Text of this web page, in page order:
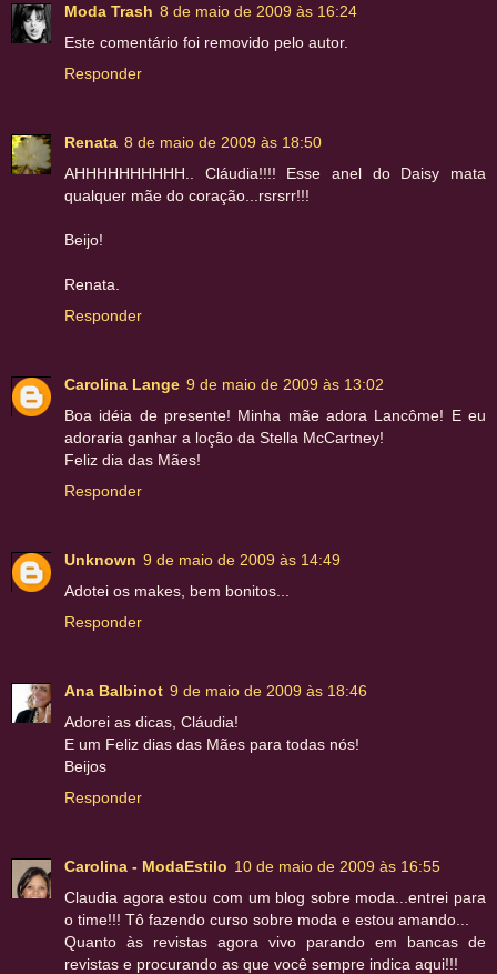
Moda Trash 8 de maio de 2009 às 16:24
Este comentário foi removido pelo autor.
Responder
Renata 8 de maio de 2009 às 18:50
AHHHHHHHHHH.. Cláudia!!!! Esse anel do Daisy mata
qualquer mãe do coração...rsrsrr!!!
Beijo!
Renata.
Responder
Carolina Lange 9 de maio de 2009 às 13:02
Boa idéia de presente! Minha mãe adora Lancôme! E eu
adoraria ganhar a loção da Stella McCartney!
Feliz dia das Mães!
Responder
Unknown 9 de maio de 2009 às 14:49
Adotei os makes, bem bonitos...
Responder
Ana Balbinot 9 de maio de 2009 às 18:46
Adorei as dicas, Cláudia!
E um Feliz dias das Mães para todas nós!
Beijos
Responder
Carolina - ModaEstilo 10 de maio de 2009 às 16:55
Claudia agora estou com um blog sobre moda...entrei para
o time!!! Tô fazendo curso sobre moda e estou amando...
Quanto às revistas agora vivo parando em bancas de
revistas e procurando as que você sempre indica aqui!!!